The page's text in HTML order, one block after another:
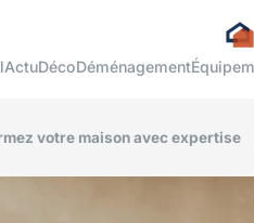
ActuDécoDéménagement
votre maison avec expertise